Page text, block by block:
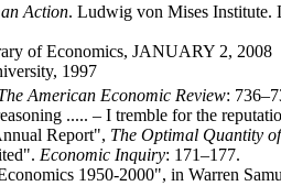
Action. Ludwig von Mises Institute.
of Economics, JANUARY 2, 2008
1997
American Economic Review:
..... – I tremble for the
Report", The Optimal Quantity
Economic Inquiry: 171–177.
1950-2000", in Warren